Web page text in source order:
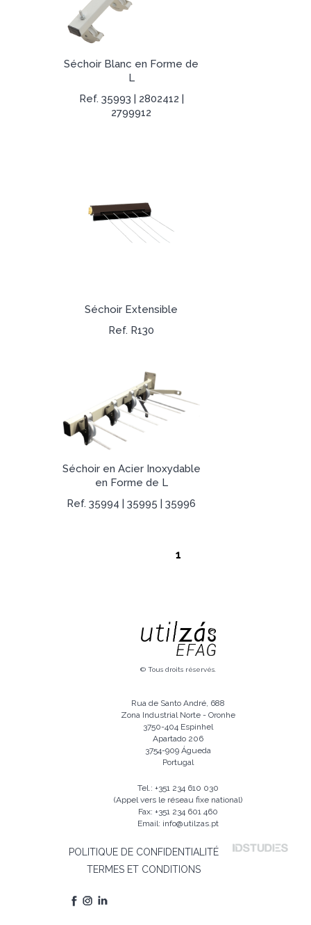
Séchoir Blanc en Forme de
L
Ref. 35993 | 2802412 |
2799912
Séchoir Extensible
Ref. R130
Séchoir en Acier Inoxydable
en Forme de L
Ref. 35994 | 35995 | 35996
1
© Tous droits réservés.
Rua de Santo André, 688
Zona Industrial Norte - Oronhe
3750-404 Espinhel
Apartado 206
3754-909 Águeda
Portugal
Tel.: +351 234 610 030
(Appel vers le réseau fixe national)
Fax: +351 234 601 460
Email: info@utilzas.pt
POLITIQUE DE CONFIDENTIALITÉ
TERMES ET CONDITIONS